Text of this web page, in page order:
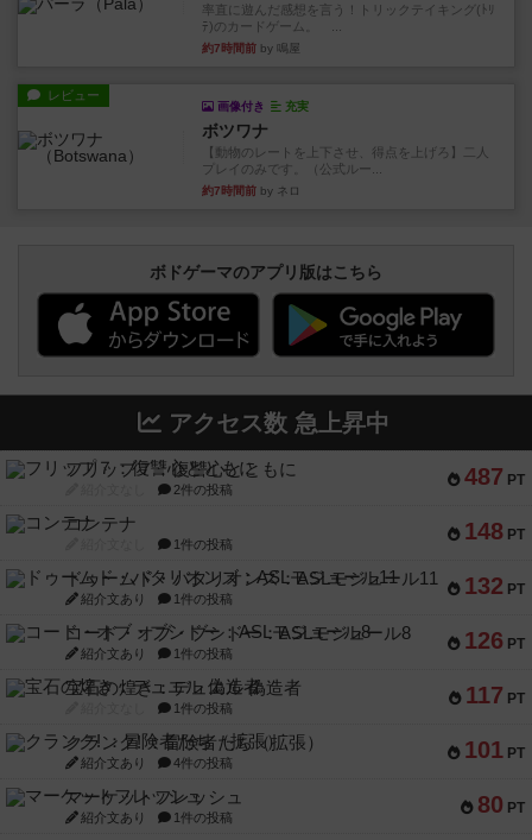
率直に遊んだ感想を言う！トリックテイキング(ﾄﾘ
ﾃ)のカードゲーム。 ...
約7時間前 by 鳴屋
レビュー
画像付き 充実
ボツワナ
【動物のレートを上下させ、得点を上げろ】二人
プレイのみです。（公式ルー...
約7時間前 by ネロ
ボドゲーマのアプリ版はこちら
アクセス数 急上昇中
487 PT
フリップ７：復讐心とともに
2件の投稿
148 PT
コンテナ
1件の投稿
132 PT
ドゥームド・バタリオンズ：ASLモジュール11
紹介文あり 1件の投稿
126 PT
コード・オブ・ブシドー：ASLモジュール8
紹介文あり 1件の投稿
117 PT
宝石の煌き：デュエル 偽造者
1件の投稿
101 PT
クランク! ：冒険者たち（拡張）
紹介文あり 4件の投稿
80 PT
マーケットフレッシュ
紹介文あり 1件の投稿